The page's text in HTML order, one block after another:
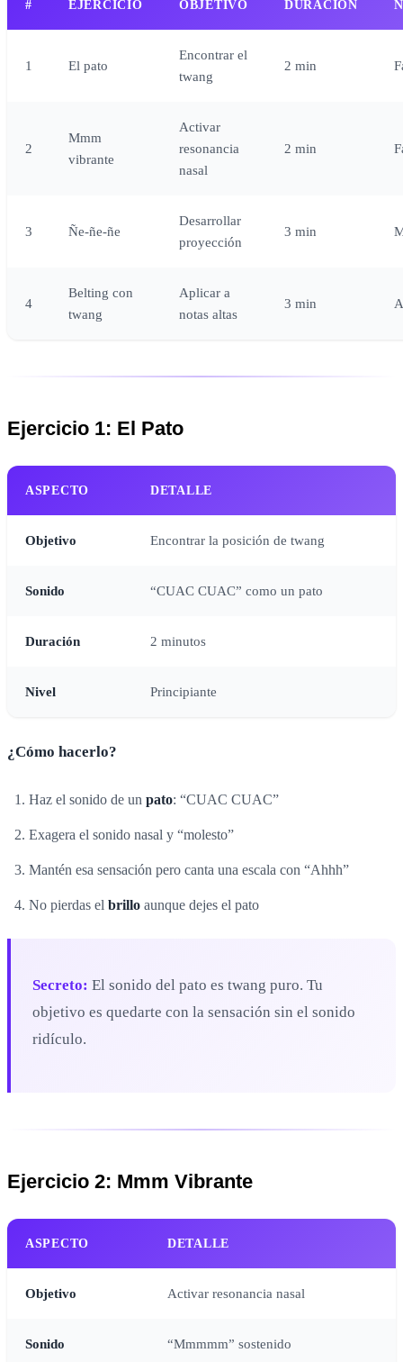
# EJERCICIO OBJETIVO DURACIÓN
1 El pato
Encontrar el
twang
2 min
2
Mmm
vibrante
Activar
resonancia
nasal
2 min
3 Ñe-ñe-ñe
Desarrollar
proyección
3 min
4
Belting con
twang
Aplicar a
notas altas
3 min
Ejercicio 1: El Pato
ASPECTO DETALLE
Objetivo Encontrar la posición de twang
Sonido “CUAC CUAC” como un pato
Duración 2 minutos
Nivel Principiante
¿Cómo hacerlo?
Haz el sonido de un pato: “CUAC CUAC”
Exagera el sonido nasal y “molesto”
Mantén esa sensación pero canta una escala con “Ahhh”
No pierdas el brillo aunque dejes el pato
Secreto: El sonido del pato es twang puro. Tu
objetivo es quedarte con la sensación sin el sonido
ridículo.
Ejercicio 2: Mmm Vibrante
ASPECTO DETALLE
Objetivo Activar resonancia nasal
Sonido “Mmmmm” sostenido